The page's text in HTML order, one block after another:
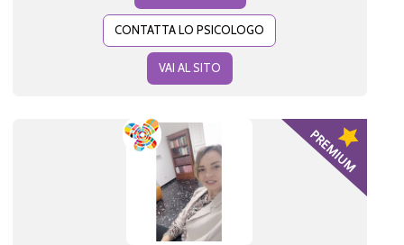
CONTATTA LO PSICOLOGO
VAI AL SITO